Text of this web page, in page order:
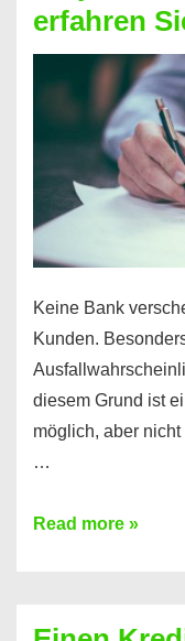
nicht
nur
für
Handy
möglich!
erfahren
Keine Bank
Kunden.
diesem Grund ist
möglich, aber
…
Ist
Read more »